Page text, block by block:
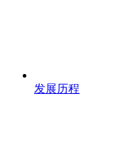
发展历程